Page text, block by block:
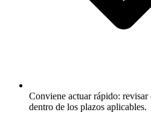
Conviene actuar rápido:
dentro de los plazos aplicables.